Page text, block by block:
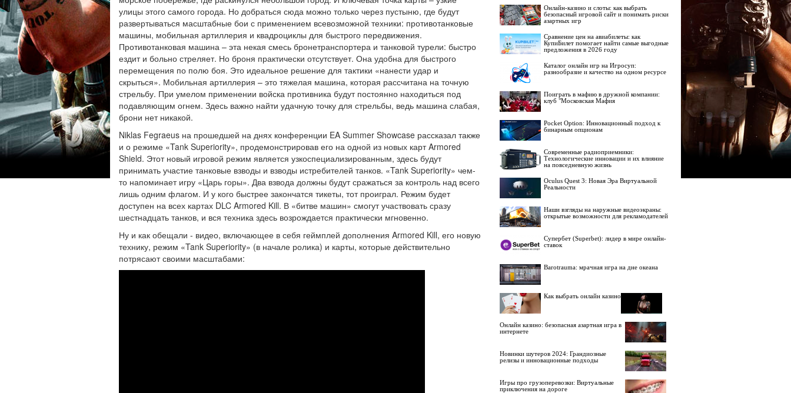
улицы этого самого города. Но добраться сюда можно только через пустыню, где будут
развертываться масштабные бои с применением всевозможной техники: противотанковые
машины, мобильная артиллерия и квадроциклы для быстрого передвижения.
Противотанковая машина – эта некая смесь бронетранспортера и танковой турели: быстро
ездит и больно стреляет. Но броня практически отсутствует. Она удобна для быстрого
перемещения по полю боя. Это идеальное решение для тактики «нанести удар и
скрыться». Мобильная артиллерия – это тяжелая машина, которая рассчитана на точную
стрельбу. При умелом применении войска противника будут постоянно находиться под
подавляющим огнем. Здесь важно найти удачную точку для стрельбы, ведь машина слабая,
брони нет никакой.
Niklas Fegraeus на прошедшей на днях конференции EA Summer Showcase рассказал также
и о режиме «Tank Superiority», продемонстрировав его на одной из новых карт Armored
Shield. Этот новый игровой режим является узкоспециализированным, здесь будут
принимать участие танковые взводы и взводы истребителей танков. «Tank Superiority» чем-
то напоминает игру «Царь горы». Два взвода должны будут сражаться за контроль над всего
лишь одним флагом. И у кого быстрее закончатся тикеты, тот проиграл. Режим будет
доступен на всех картах DLC Armored Kill. В «битве машин» смогут участвовать сразу
шестнадцать танков, и вся техника здесь возрождается практически мгновенно.
Ну и как обещали - видео, включающее в себя геймплей дополнения Armored Kill, его новую
технику, режим «Tank Superiority» (в начале ролика) и карты, которые действительно
потрясают своими масштабами:
Онлайн-казино и слоты: как выбрать
безопасный игровой сайт и понимать риски
азартных игр
Сравнение цен на авиабилеты: как
КупиБилет помогает найти самые выгодные
предложения в 2026 году
Каталог онлайн игр на Игросуп:
разнообразие и качество на одном ресурсе
Поиграть в мафию в дружной компании:
клуб "Московская Мафия
Pocket Option: Инновационный подход к
бинарным опционам
Современные радиоприемники:
Технологические инновации и их влияние
на повседневную жизнь
Oculus Quest 3: Новая Эра Виртуальной
Реальности
Наши взгляды на наружные видеоэкраны:
открытые возможности для рекламодателей
Супербет (Superbet): лидер в мире онлайн-
ставок
Barotrauma: мрачная игра на дне океана
Как выбрать онлайн казино
Онлайн казино: безопасная азартная игра в
интернете
Новинки шутеров 2024: Грандиозные
релизы и инновационные подходы
Игры про грузоперевозки: Виртуальные
приключения на дороге